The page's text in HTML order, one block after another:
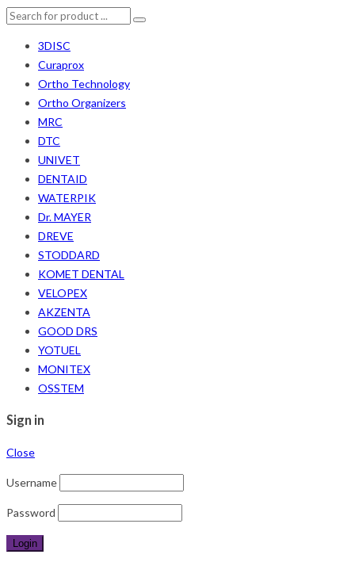
3DISC
Curaprox
Ortho Technology
Ortho Organizers
MRC
DTC
UNIVET
DENTAID
WATERPIK
Dr. MAYER
DREVE
STODDARD
KOMET DENTAL
VELOPEX
AKZENTA
GOOD DRS
YOTUEL
MONITEX
OSSTEM
Sign in
Close
Username
Password